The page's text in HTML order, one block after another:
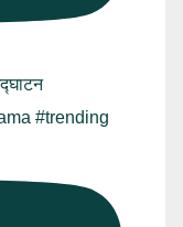
#trending